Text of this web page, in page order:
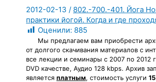
2012-02-13 / 802.-700.-401. Йога
практики йогой. Когда и где
Оценили: 885
Мы предлагаем вам приобрести
от долгого скачивания материалов с
все лекции и семинары с 2007 по 2012
DVD качестве, Аудио 128 kbps. Архив
является платным, стоимость услуги